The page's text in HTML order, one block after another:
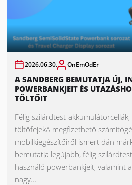
2026.06.30. OnEmOdEr
A SANDBERG BEMUTATJA ÚJ,
POWERBANKJEIT ÉS
TÖLTŐIT
Félig szilárdtest-
töltőfejekA megfizethető
mobilkiegészítőiről ismert dán
bemutatja legújabb, félig
használó powerbankjeit, valamint
nagy...